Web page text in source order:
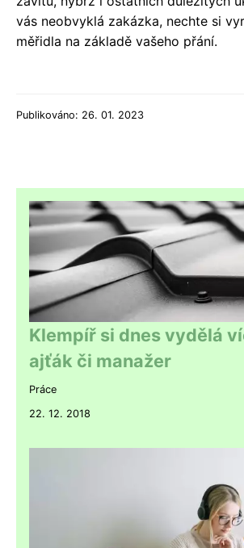
vás neobvyklá zakázka, nechte si
měřidla na základě vašeho přání.
Publikováno: 26. 01. 2023
Klempíř si dnes vydělá
ajťák či manažer
Práce
22. 12. 2018